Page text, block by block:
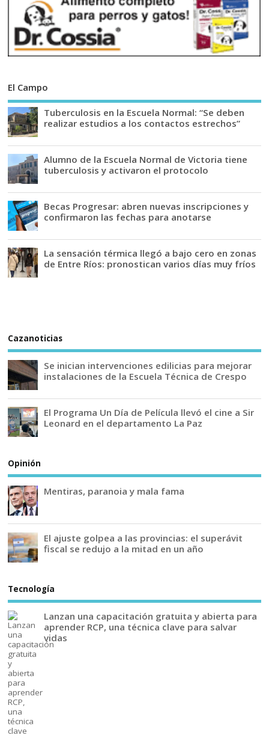
El Campo
Tuberculosis en la Escuela Normal: “Se deben
realizar estudios a los contactos estrechos”
Alumno de la Escuela Normal de Victoria tiene
tuberculosis y activaron el protocolo
Becas Progresar: abren nuevas inscripciones y
confirmaron las fechas para anotarse
La sensación térmica llegó a bajo cero en zonas
de Entre Ríos: pronostican varios días muy fríos
Cazanoticias
Se inician intervenciones edilicias para mejorar
instalaciones de la Escuela Técnica de Crespo
El Programa Un Día de Película llevó el cine a Sir
Leonard en el departamento La Paz
Opinión
Mentiras, paranoia y mala fama
El ajuste golpea a las provincias: el superávit
fiscal se redujo a la mitad en un año
Tecnología
Lanzan una capacitación gratuita y abierta para
aprender RCP, una técnica clave para salvar
vidas